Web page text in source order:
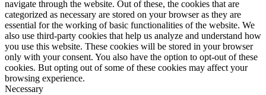
navigate through the website. Out of these, the cookies that are
categorized as necessary are stored on your browser as they are
essential for the working of basic functionalities of the website. We
also use third-party cookies that help us analyze and understand how
you use this website. These cookies will be stored in your browser
only with your consent. You also have the option to opt-out of these
cookies. But opting out of some of these cookies may affect your
browsing experience.
Necessary